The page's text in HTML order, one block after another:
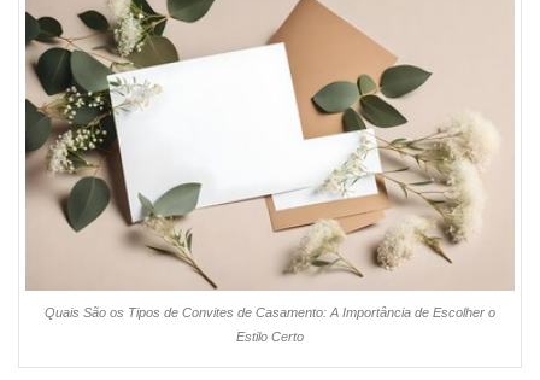
Quais São os Tipos de Convites de Casamento: A Importância de Escolher o
Estilo Certo